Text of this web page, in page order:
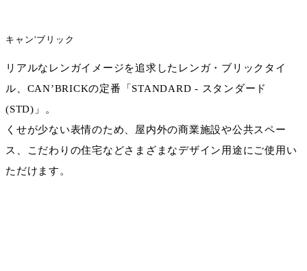
キャン'ブリック
リアルなレンガイメージを追求したレンガ・ブリックタイ
ル、CAN’BRICKの定番「STANDARD - スタンダード
(STD)」。
くせが少ない表情のため、屋内外の商業施設や公共スペー
ス、こだわりの住宅などさまざまなデザイン用途にご使用い
ただけます。